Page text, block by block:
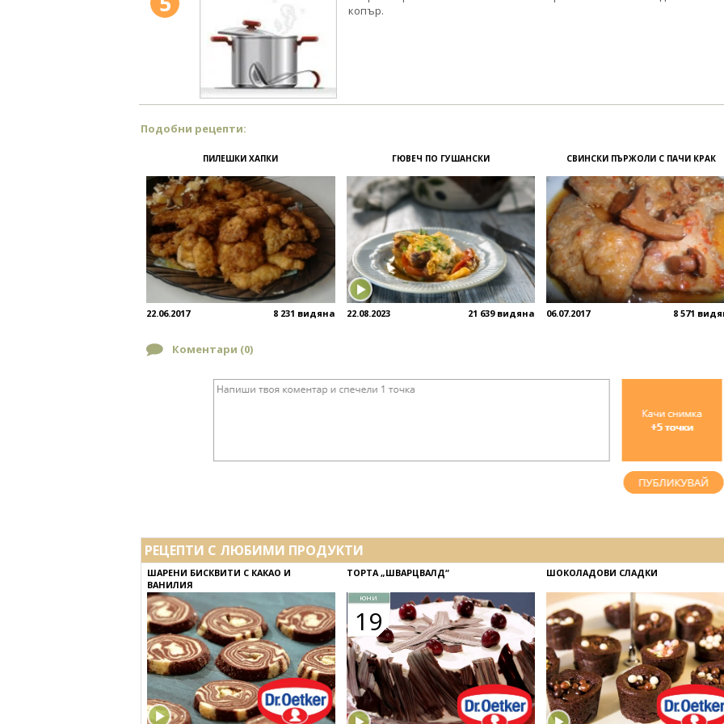
копър.
Подобни рецепти:
ПИЛЕШКИ ХАПКИ
22.06.2017 8 231 видяна
ГЮВЕЧ ПО ГУШАНСКИ
22.08.2023 21 639 видяна
СВИНСКИ ПЪРЖОЛИ С ПАЧИ КРАК
06.07.2017 8 571
Коментари (0)
РЕЦЕПТИ С ЛЮБИМИ ПРОДУКТИ
ШАРЕНИ БИСКВИТИ С КАКАО И
ВАНИЛИЯ
ТОРТА „ШВАРЦВАЛД“
юни
19
ШОКОЛАДОВИ СЛАДКИ